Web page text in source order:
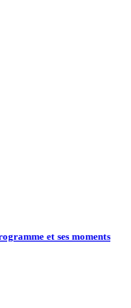
et ses moments